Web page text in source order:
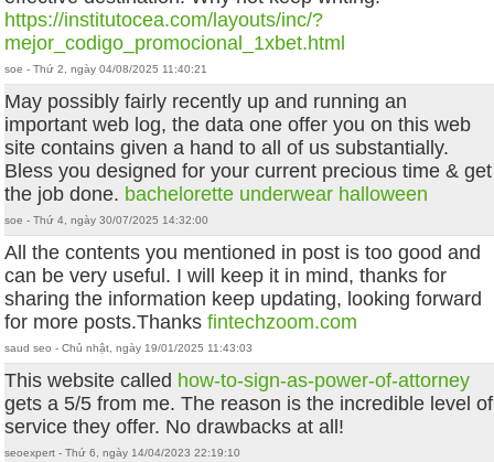
https://institutocea.com/layouts/inc/?
mejor_codigo_promocional_1xbet.html
soe - Thứ 2, ngày 04/08/2025 11:40:21
May possibly fairly recently up and running an
important web log, the data one offer you on this web
site contains given a hand to all of us substantially.
Bless you designed for your current precious time & get
the job done. bachelorette underwear halloween
soe - Thứ 4, ngày 30/07/2025 14:32:00
All the contents you mentioned in post is too good and
can be very useful. I will keep it in mind, thanks for
sharing the information keep updating, looking forward
for more posts.Thanksfintechzoom.com
saud seo - Chủ nhật, ngày 19/01/2025 11:43:03
This website called how-to-sign-as-power-of-attorney
gets a 5/5 from me. The reason is the incredible level of
service they offer. No drawbacks at all!
seoexpert - Thứ 6, ngày 14/04/2023 22:19:10